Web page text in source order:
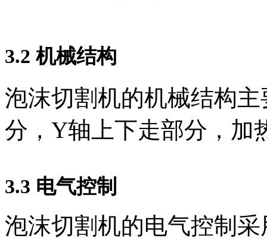
3.2机械结构
泡沫切割机的机械结构
分，Y轴上下走部分，加
3.3 电气控制
泡沫切割机的电气控制采